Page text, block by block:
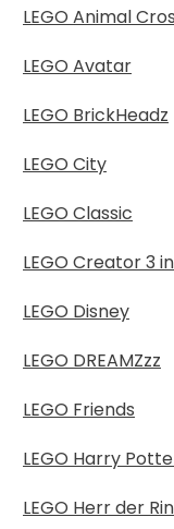
LEGO Animal
LEGO Avatar
LEGO BrickHeadz
LEGO City
LEGO Classic
LEGO Creator 3 in
LEGO Disney
LEGO DREAMZzz
LEGO Friends
LEGO Harry
LEGO Herr der